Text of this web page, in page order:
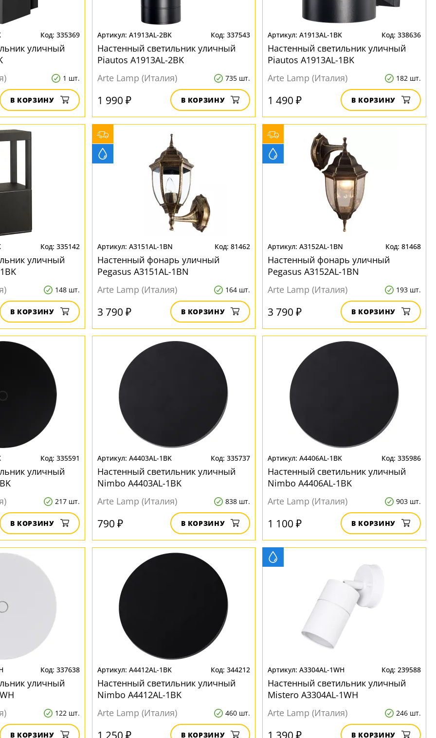
335369
уличный
1 шт.
В КОРЗИНУ
A1913AL-2BK 337543
Настенный светильник уличный
Piautos A1913AL-2BK
Arte Lamp (Италия)
735 шт.
1 990 ₽ В КОРЗИНУ
A1913AL-1BK 338636
Настенный светильник уличный
Piautos A1913AL-1BK
Arte Lamp (Италия)
182 шт.
1 490 ₽ В КОРЗИНУ
335142
уличный
148 шт.
В КОРЗИНУ
A3151AL-1BN 81462
Настенный фонарь уличный
Pegasus A3151AL-1BN
Arte Lamp (Италия)
164 шт.
3 790 ₽ В КОРЗИНУ
A3152AL-1BN 81468
Настенный фонарь уличный
Pegasus A3152AL-1BN
Arte Lamp (Италия)
193 шт.
3 790 ₽ В КОРЗИНУ
335591
уличный
217 шт.
В КОРЗИНУ
A4403AL-1BK 335737
Настенный светильник уличный
Nimbo A4403AL-1BK
Arte Lamp (Италия)
838 шт.
790 ₽ В КОРЗИНУ
A4406AL-1BK 335986
Настенный светильник уличный
Nimbo A4406AL-1BK
Arte Lamp (Италия)
903 шт.
1 100 ₽ В КОРЗИНУ
337638
уличный
122 шт.
В КОРЗИНУ
A4412AL-1BK 344212
Настенный светильник уличный
Nimbo A4412AL-1BK
Arte Lamp (Италия)
460 шт.
1 250 ₽ В КОРЗИНУ
A3304AL-1WH 239588
Настенный светильник уличный
Mistero A3304AL-1WH
Arte Lamp (Италия)
246 шт.
1 390 ₽ В КОРЗИНУ